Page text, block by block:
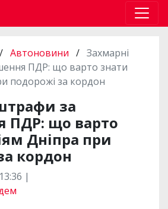
/ Автоновини / Захмарні
ПДР: що варто знати
подорожі за кордон
за
ПДР: що варто
Дніпра при
кордон
|